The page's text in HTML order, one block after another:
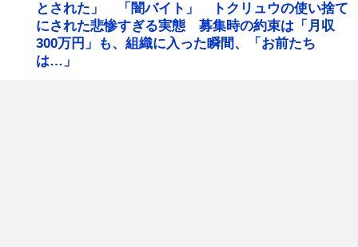
とされた」 「闇バイト」 トクリュウの使い捨て
にされた悲惨すぎる実態 募集時の約束は「月収
300万円」も、組織に入った瞬間、「お前たち
は…」